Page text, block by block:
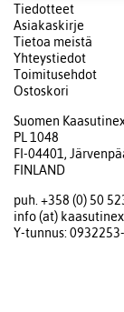
Tiedotteet
Asiakaskirje
Tietoa meistä
Yhteystiedot
Toimitusehdot
Ostoskori
Suomen
PL 1048
FI-04401,
FINLAND
puh. +358 (0) 50
info (at)
Y-tunnus: